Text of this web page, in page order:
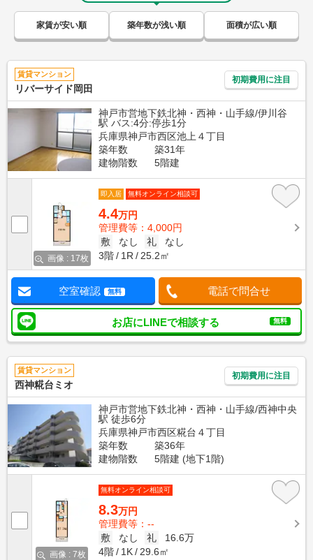
家賃が安い順 築年数が浅い順 面積が広い順
賃貸マンション
リバーサイド岡田
初期費用に注目
神戸市営地下鉄北神・西神・山手線/伊川谷
駅 バス:4分:停歩1分
兵庫県神戸市西区池上４丁目
築年数
築31年
建物階数
5階建
画像 : 17枚
即入居 無料オンライン相談可
4.4万円
管理費等：4,000円
敷
なし 礼
なし
3階
1R 25.2㎡
空室確認 無料 電話で問合せ
お店にLINEで相談する 無料
賃貸マンション
西神糀台ミオ
初期費用に注目
神戸市営地下鉄北神・西神・山手線/西神中央
駅 徒歩6分
兵庫県神戸市西区糀台４丁目
築年数
築36年
建物階数
5階建 (地下1階)
画像 : 7枚
無料オンライン相談可
8.3万円
管理費等：--
敷
なし 礼
16.6万
4階
1K 29.6㎡